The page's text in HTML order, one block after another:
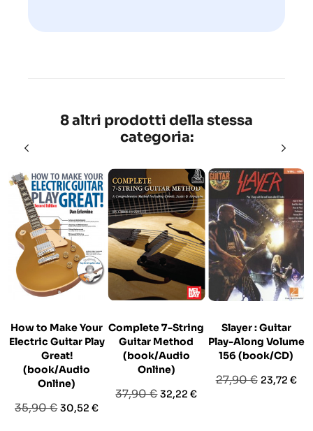
8 altri prodotti della stessa
categoria:
How to Make Your
Electric Guitar Play
Great!
(book/Audio
Online)
Prezzo
35,90 €Prezzo
30,52 €
Complete 7-String
Guitar Method
(book/Audio
Online)
Prezzo
37,90 €Prezzo
32,22 €
Slayer : Guitar
Play-Along Volume
156 (book/CD)
Prezzo
27,90 € Prezzo
23,72 €